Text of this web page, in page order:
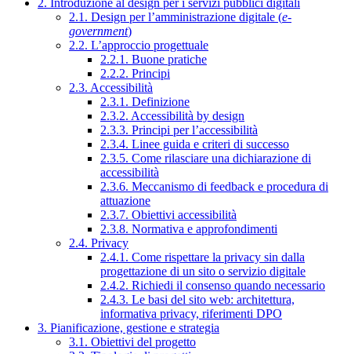
2. Introduzione al design per i servizi pubblici digitali
2.1. Design per l’amministrazione digitale (e-
government)
2.2. L’approccio progettuale
2.2.1. Buone pratiche
2.2.2. Principi
2.3. Accessibilità
2.3.1. Definizione
2.3.2. Accessibilità by design
2.3.3. Principi per l’accessibilità
2.3.4. Linee guida e criteri di successo
2.3.5. Come rilasciare una dichiarazione di
accessibilità
2.3.6. Meccanismo di feedback e procedura di
attuazione
2.3.7. Obiettivi accessibilità
2.3.8. Normativa e approfondimenti
2.4. Privacy
2.4.1. Come rispettare la privacy sin dalla
progettazione di un sito o servizio digitale
2.4.2. Richiedi il consenso quando necessario
2.4.3. Le basi del sito web: architettura,
informativa privacy, riferimenti DPO
3. Pianificazione, gestione e strategia
3.1. Obiettivi del progetto